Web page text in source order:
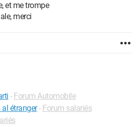
et me trompe
merci
- Forum Automobile
étranger- Forum salariés